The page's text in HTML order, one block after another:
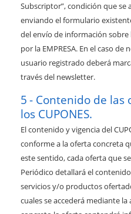
Subscriptor”, condición que
enviando el formulario
del envío de información
por la EMPRESA. En el caso
usuario registrado deberá
través del newsletter.
Contenido de las
los CUPONES.
El contenido y vigencia del
conforme a la oferta concreta
este sentido, cada oferta que
Periódico detallará el
servicios y/o productos
cuales se accederá mediante la